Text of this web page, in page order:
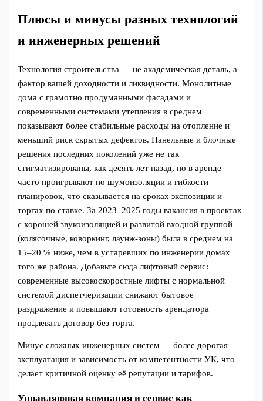
Плюсы и минусы разных технологий
и инженерных решений
Технология строительства — не академическая деталь, а
фактор вашей доходности и ликвидности. Монолитные
дома с грамотно продуманными фасадами и
современными системами утепления в среднем
показывают более стабильные расходы на отопление и
меньший риск скрытых дефектов. Панельные и блочные
решения последних поколений уже не так
стигматизированы, как десять лет назад, но в аренде
часто проигрывают по шумоизоляции и гибкости
планировок, что сказывается на сроках экспозиции и
торгах по ставке. За 2023–2025 годы вакансия в проектах
с хорошей звукоизоляцией и развитой входной группой
(колясочные, коворкинг, лаунж-зоны) была в среднем на
15–20 % ниже, чем в устаревших по инженерии домах
того же района. Добавьте сюда лифтовый сервис:
современные высокоскоростные лифты с нормальной
системой диспетчеризации снижают бытовое
раздражение и повышают готовность арендатора
продлевать договор без торга.
Минус сложных инженерных систем — более дорогая
эксплуатация и зависимость от компетентности УК, что
делает критичной оценку её репутации и тарифов.
Управляющая компания и сервис как